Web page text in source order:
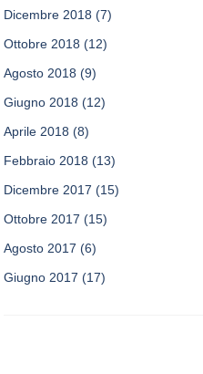
Dicembre 2018 (7)
Ottobre 2018 (12)
Agosto 2018 (9)
Giugno 2018 (12)
Aprile 2018 (8)
Febbraio 2018 (13)
Dicembre 2017 (15)
Ottobre 2017 (15)
Agosto 2017 (6)
Giugno 2017 (17)